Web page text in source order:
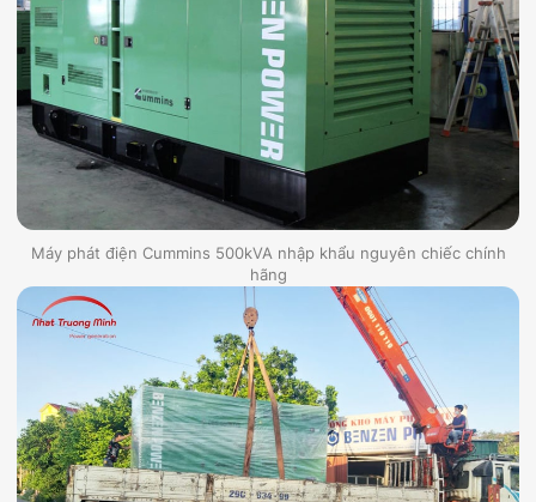
Máy phát điện Cummins 500kVA nhập khẩu nguyên chiếc chính
hãng